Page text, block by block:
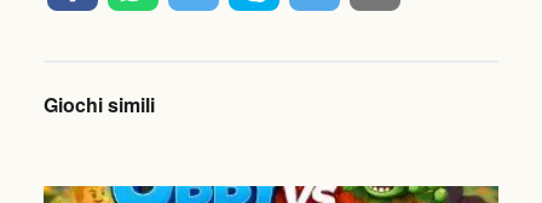
Giochi simili